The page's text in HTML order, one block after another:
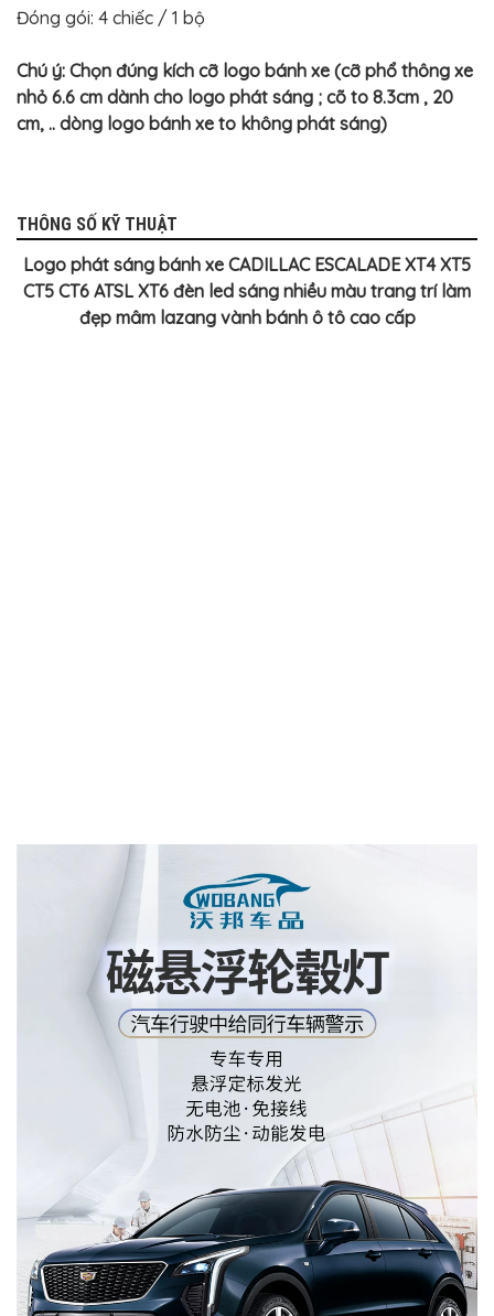
Đóng gói: 4 chiếc / 1 bộ
Chú ý: Chọn đúng kích cỡ logo bánh xe (cỡ phổ thông xe
nhỏ 6.6 cm dành cho logo phát sáng ; cõ to 8.3cm , 20
cm, .. dòng logo bánh xe to không phát sáng)
THÔNG SỐ KỸ THUẬT
Logo phát sáng bánh xe CADILLAC ESCALADE XT4 XT5
CT5 CT6 ATSL XT6 đèn led sáng nhiều màu trang trí làm
đẹp mâm lazang vành bánh ô tô cao cấp